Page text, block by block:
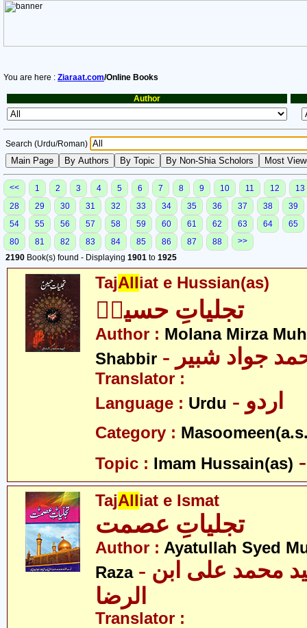
You are here : Ziaraat.com/Online Books
Author
Search (Urdu/Roman)
<< 1 2 3 4 5 6 7 8 9 10 11 12
13
28
29 30 31 32 33 34 35 36 37 38
39
54
55 56 57 58 59 60 61 62 63 64
65
80
81 82 83 84 85 86 87 88
>>
2190 Book(s) found - Displaying 1901 to 1925
TajAlliat e Hussian(as)
تجلیاتِ حسینؑ
Author : Molana Mirza
Shabbir
جواد شبیر
Translator :
Language : Urdu - اردو
Category :
Topic : Imam Hussain(as)
TajAlliat e Ismat
تجلیاتِ عصمت
Author : Ayatullah Syed
Raza- آیت اللہ سید محمد علی ابن
الرضا
Translator :